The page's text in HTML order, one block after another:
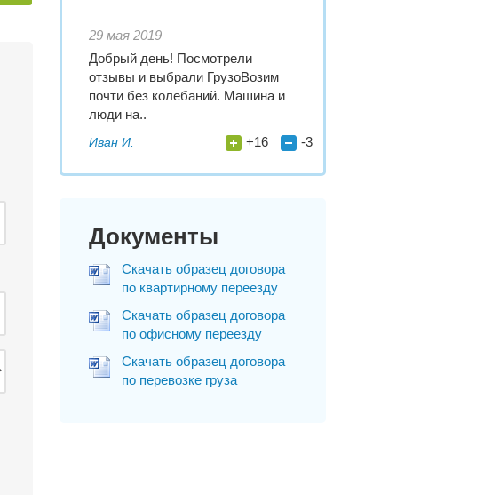
29 мая 2019
Добрый день! Посмотрели
отзывы и выбрали ГрузоВозим
почти без колебаний. Машина и
люди на..
Иван И. +16 -3
Документы
Скачать образец договора
по квартирному переезду
Скачать образец договора
по офисному переезду
Скачать образец договора
по перевозке груза